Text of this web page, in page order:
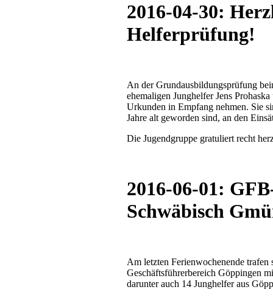
2016-04-30:
Helferprüfung!
An der Grundausbildungsprüfung
ehemaligen Junghelfer Jens
Urkunden in Empfang nehmen. Sie
Jahre alt geworden sind, an den
Die Jugendgruppe gratuliert recht
2016-06-01:
Schwäbisch
Am letzten Ferienwochenende
Geschäftsführerbereich Göppingen
darunter auch 14 Junghelfer aus